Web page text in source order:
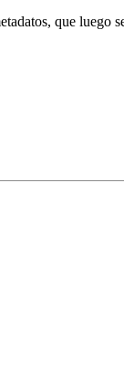
que